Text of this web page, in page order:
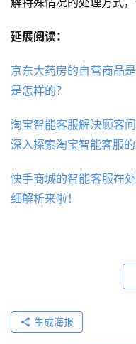
延展阅读：
京东大药房的自营商品
是怎样的？
淘宝智能客服解决顾客
深入探索淘宝智能客服的
快手商城的智能客服在
细解析来啦！
生成海报